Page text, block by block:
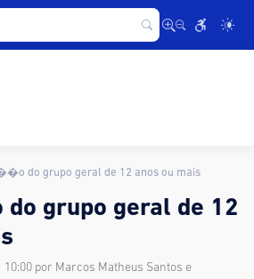
do grupo geral de 12 anos ou mais
grupo geral de 12
por Marcos Matheus Santos e